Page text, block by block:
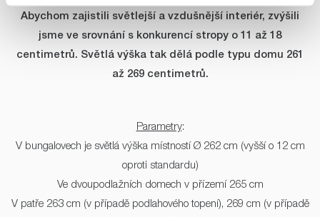
Abychom zajistili světlejší a vzdušnější interiér, zvýšili
jsme ve srovnání s konkurencí stropy o 11 až 18
centimetrů. Světlá výška tak dělá podle typu domu 261
až 269 centimetrů.
Parametry:
V bungalovech je světlá výška místností Ø 262 cm (vyšší o 12 cm
oproti standardu)
Ve dvoupodlažních domech v přízemí 265 cm
V patře 263 cm (v případě podlahového topení), 269 cm (v případě